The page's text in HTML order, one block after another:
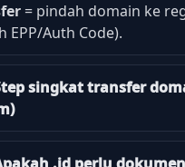
= pindah domain ke
EPP/Auth Code).
singkat transfer